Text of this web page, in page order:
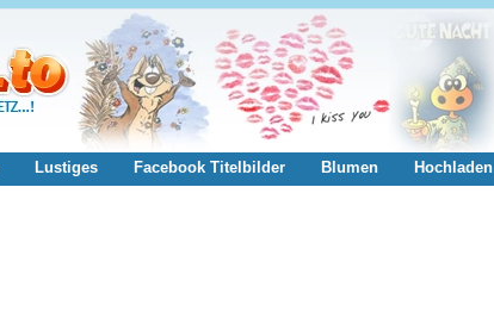
Lustiges Facebook Titelbilder Blumen Hochladen